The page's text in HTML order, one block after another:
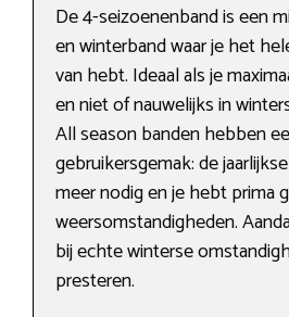
De 4-seizoenenband is een
en winterband waar je het
van hebt. Ideaal als je
en niet of nauwelijks in
All season banden hebben
gebruikersgemak: de
meer nodig en je hebt prima
weersomstandigheden.
bij echte winterse
presteren.